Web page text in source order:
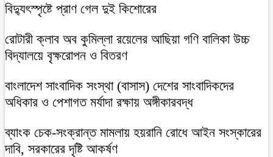
বিদ্যুৎস্পৃষ্টে প্রাণ গেল দুই কিশোরের
রোটারী ক্লাব অব কুমিল্লা রয়েলের আছিয়া গণি বালিকা উচ্চ
বিদ্যালয়ে বৃক্ষরোপন ও বিতরণ
বাংলাদেশ সাংবাদিক সংস্থা (বাসাস) দেশের সাংবাদিকদের
অধিকার ও পেশাগত মর্যাদা রক্ষায় অঙ্গীকারবদ্ধ
ব্যাংক চেক-সংক্রান্ত মামলায় হয়রানি রোধে আইন সংস্কারের
দাবি, সরকারের দৃষ্টি আকর্ষণ